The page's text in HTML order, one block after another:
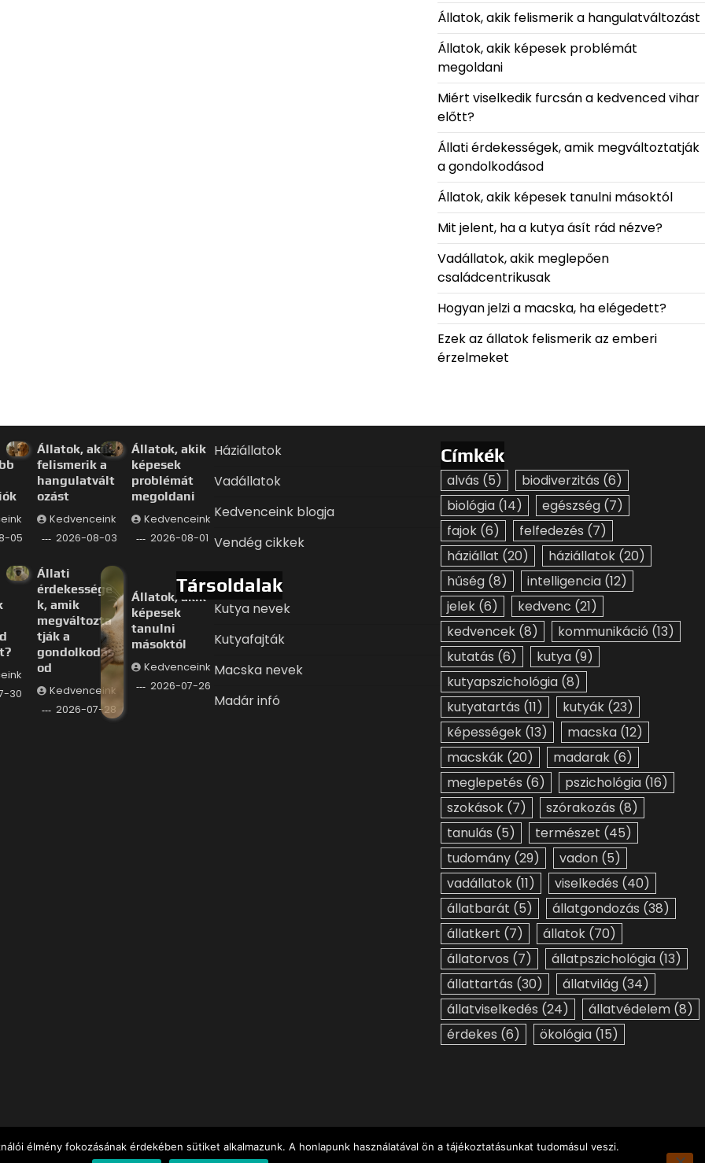
Állatok, akik felismerik a hangulatváltozást
Állatok, akik képesek problémát
megoldani
Miért viselkedik furcsán a kedvenced vihar
előtt?
Állati érdekességek, amik megváltoztatják
a gondolkodásod
Állatok, akik képesek tanulni másoktól
Mit jelent, ha a kutya ásít rád nézve?
Vadállatok, akik meglepően
családcentrikusak
Hogyan jelzi a macska, ha elégedett?
Ezek az állatok felismerik az emberi
érzelmeket
05
Állatok, akik
felismerik a
hangulatvált
ozást
Kedvenceink
2026-08-03
Állatok, akik
képesek
problémát
megoldani
Kedvenceink
2026-08-01
30
Állati
érdekessége
k, amik
megváltozta
tják a
gondolkodás
od
Kedvenceink
2026-07-28
Állatok, akik
képesek
tanulni
másoktól
Kedvenceink
2026-07-26
Háziállatok
Vadállatok
Kedvenceink blogja
Vendég cikkek
Társoldalak
Kutya nevek
Kutyafajták
Macska nevek
Madár infó
Címkék
alvás (5) biodiverzitás (6)
biológia (14) egészség (7)
fajok (6) felfedezés (7)
háziállat (20) háziállatok (20)
hűség (8) intelligencia (12)
jelek (6) kedvenc (21)
kedvencek (8) kommunikáció (13)
kutatás (6) kutya (9)
kutyapszichológia (8)
kutyatartás (11) kutyák (23)
képességek (13) macska (12)
macskák (20) madarak (6)
meglepetés (6) pszichológia (16)
szokások (7) szórakozás (8)
tanulás (5) természet (45)
tudomány (29) vadon (5)
vadállatok (11) viselkedés (40)
állatbarát (5) állatgondozás (38)
állatkert (7) állatok (70)
állatorvos (7) állatpszichológia (13)
állattartás (30) állatvilág (34)
állatviselkedés (24) állatvédelem (8)
érdekes (6) ökológia (15)
élmény fokozásának érdekében sütiket alkalmazunk. A honlapunk használatával ön a tájékoztatásunkat tudomásul veszi.